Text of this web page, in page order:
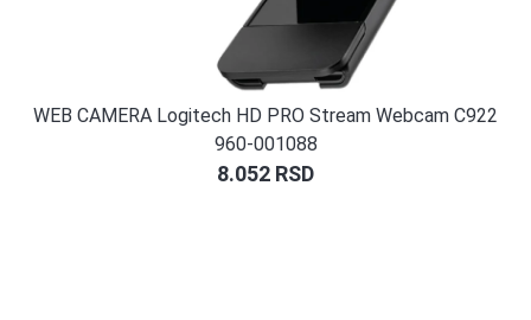
WEB CAMERA Logitech HD PRO Stream Webcam C922
960-001088
8.052 RSD